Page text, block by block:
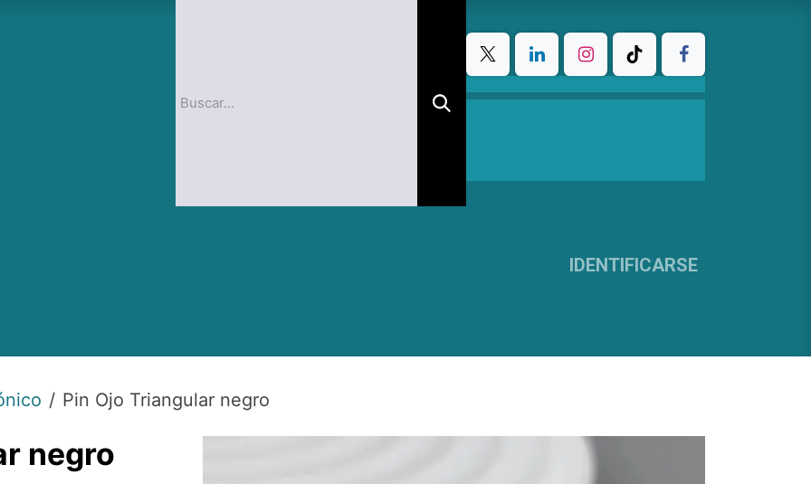
IDENTIFICARSE
Pin Ojo Triangular negro
negro